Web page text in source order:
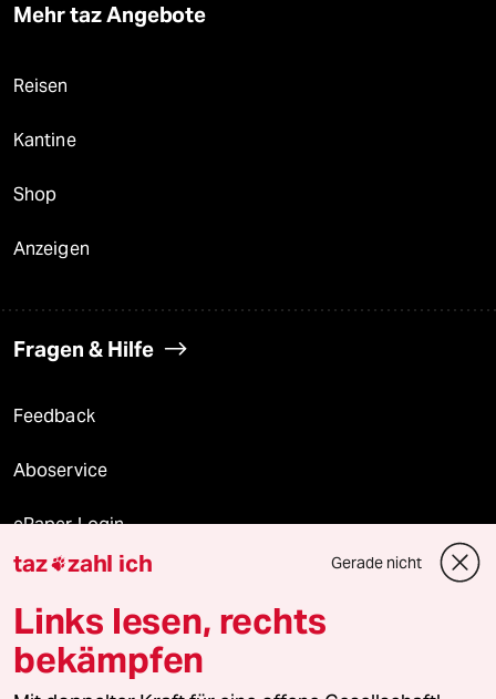
Mehr taz Angebote
Reisen
Kantine
Shop
Anzeigen
Fragen & Hilfe
Feedback
Aboservice
ePaper Login
Downloads für Abonnierende
© 2026 taz Verlags und Vertriebs GmbH
taz zahl ich Gerade nicht
Links lesen, rechts
bekämpfen